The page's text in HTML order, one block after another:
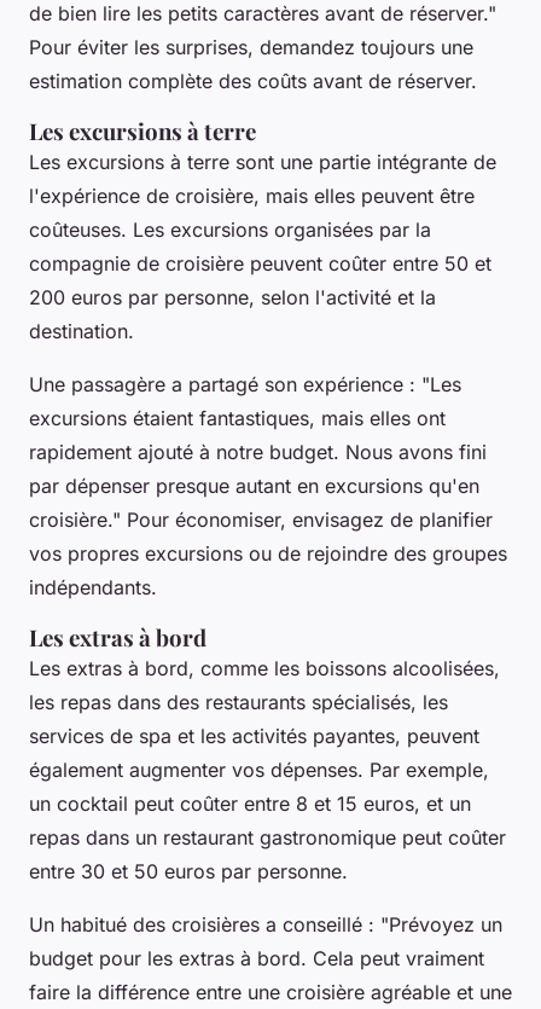
de bien lire les petits caractères avant de réserver."
Pour éviter les surprises, demandez toujours une
estimation complète des coûts avant de réserver.
Les excursions à terre
Les excursions à terre sont une partie intégrante de
l'expérience de croisière, mais elles peuvent être
coûteuses. Les excursions organisées par la
compagnie de croisière peuvent coûter entre 50 et
200 euros par personne, selon l'activité et la
destination.
Une passagère a partagé son expérience : "Les
excursions étaient fantastiques, mais elles ont
rapidement ajouté à notre budget. Nous avons fini
par dépenser presque autant en excursions qu'en
croisière." Pour économiser, envisagez de planifier
vos propres excursions ou de rejoindre des groupes
indépendants.
Les extras à bord
Les extras à bord, comme les boissons alcoolisées,
les repas dans des restaurants spécialisés, les
services de spa et les activités payantes, peuvent
également augmenter vos dépenses. Par exemple,
un cocktail peut coûter entre 8 et 15 euros, et un
repas dans un restaurant gastronomique peut coûter
entre 30 et 50 euros par personne.
Un habitué des croisières a conseillé : "Prévoyez un
budget pour les extras à bord. Cela peut vraiment
faire la différence entre une croisière agréable et une